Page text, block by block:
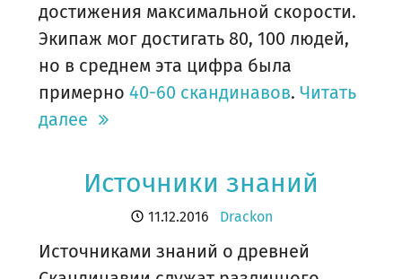
достижения максимальной скорости.
Экипаж мог достигать 80, 100 людей,
но в среднем эта цифра была
примерно 40-60 скандинавов. Читать
далее
Источники знаний
11.12.2016 Drackon
Источниками знаний о древней